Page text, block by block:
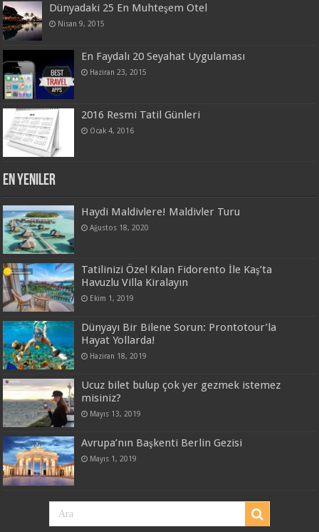
Dünyadaki 25 En Muhteşem Otel
Nisan 9, 2015
En Faydalı 20 Seyahat Uygulaması
Haziran 23, 2015
2016 Resmi Tatil Günleri
Ocak 4, 2016
En Yeniler
Haydi Maldivlere! Maldivler Turu
Ağustos 18, 2020
Tatilinizi Özel Kılan Fidorento İle Kaş’ta
Havuzlu Villa Kiralayın
Ekim 1, 2019
Dünyayı Bir Bilene Sorun: Prontotour’la
Hayat Yollarda!
Haziran 18, 2019
Ucuz bilet bulup çok yer gezmek istemez
misiniz?
Mayıs 13, 2019
Avrupa’nın Başkenti Berlin Gezisi
Mayıs 1, 2019